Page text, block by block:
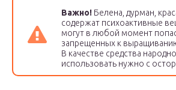
Важно! Белена, дурман,
содержат психоактивные
могут в любой момент
запрещенных к
В качестве средства
использовать нужно с